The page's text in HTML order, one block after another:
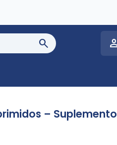
– Suplemento